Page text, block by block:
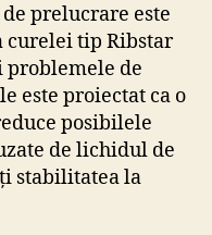
prelucrare este
tip Ribstar
problemele de
este proiectat ca o
posibilele
de lichidul de
stabilitatea la